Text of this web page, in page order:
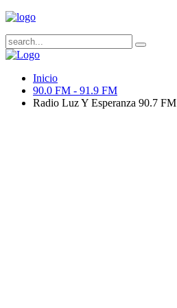
Inicio
90.0 FM - 91.9 FM
Radio Luz Y Esperanza 90.7 FM